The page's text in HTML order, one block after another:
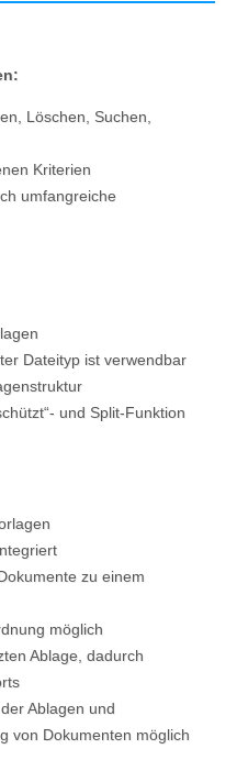
Löschen, Suchen,
Kriterien
umfangreiche
Dateityp ist verwendbar
und Split-Funktion
zu einem
möglich
Ablage, dadurch
Ablagen und
von Dokumenten möglich